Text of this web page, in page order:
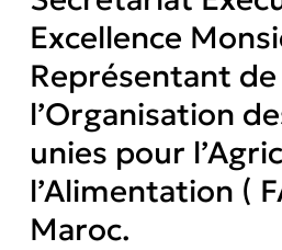
Excellence
Représentant de
l’Organisation
unies pour
l’Alimentation (
Maroc.